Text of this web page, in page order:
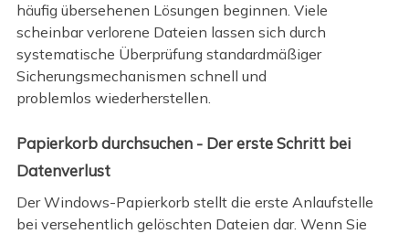
häufig übersehenen Lösungen beginnen. Viele
scheinbar verlorene Dateien lassen sich durch
systematische Überprüfung standardmäßiger
Sicherungsmechanismen schnell und
problemlos wiederherstellen.
Papierkorb durchsuchen - Der erste Schritt bei
Datenverlust
Der Windows-Papierkorb stellt die erste Anlaufstelle
bei versehentlich gelöschten Dateien dar. Wenn Sie